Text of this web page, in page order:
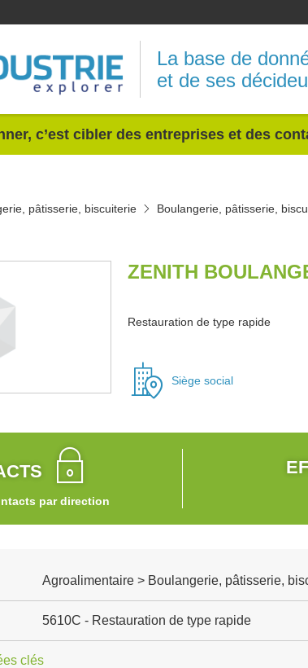
La base de
et de ses
c’est cibler des entreprises et des
pâtisserie, biscuiterie Boulangerie, pâtisserie,
ZENITH
Restauration de type rapide
Siège social
par direction
Agroalimentaire > Boulangerie, pâtisserie,
5610C - Restauration de type rapide
clés